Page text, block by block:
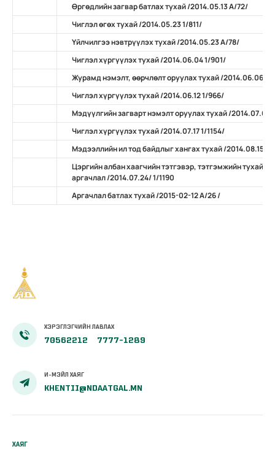
Өргөдлийн загвар батлах тухай /2014.05.13 А/72/
Чиглэл өгөх тухай /2014.05.23 1/811/
Үйлчилгээ нэвтрүүлэх тухай /2014.05.23 А/78/
Чиглэл хүргүүлэх тухай /2014.06.04 1/901/
Журамд нэмэлт, өөрчлөлт оруулах тухай /2014.06.06
Чиглэл хүргүүлэх тухай /2014.06.12 1/966/
Мэдүүлгийн загварт нэмэлт оруулах тухай /2014.07.07
Чиглэл хүргүүлэх тухай /2014.07.17 1/1154/
Мэдээллийн ил тод байдлыг хангах тухай /2014.08.15
Цэргийн албан хаагчийн тэтгэвэр, тэтгэмжийн тухай
аргачлал /2014.07.24/ 1/1190
Аргачлал батлах тухай /2015-02-12 А/26 /
ХЭРЭГЛЭГЧИЙН ЛАВЛАХ
70562212 7777-1289
И-МЭЙЛ ХАЯГ
KHENTII@NDAATGAL.MN
ХАЯГ